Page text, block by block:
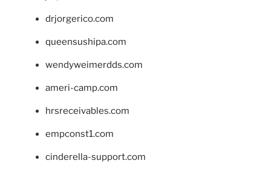
drjorgerico.com
queensushipa.com
wendyweimerdds.com
ameri-camp.com
hrsreceivables.com
empconst1.com
cinderella-support.com